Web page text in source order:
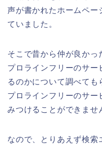
声が書かれたホームペー
ていました。
そこで昔から仲が良かっ
プロラインフリーのサー
るのかについて調べても
プロラインフリーのサー
みつけることができませ
なので、とりあえず検索